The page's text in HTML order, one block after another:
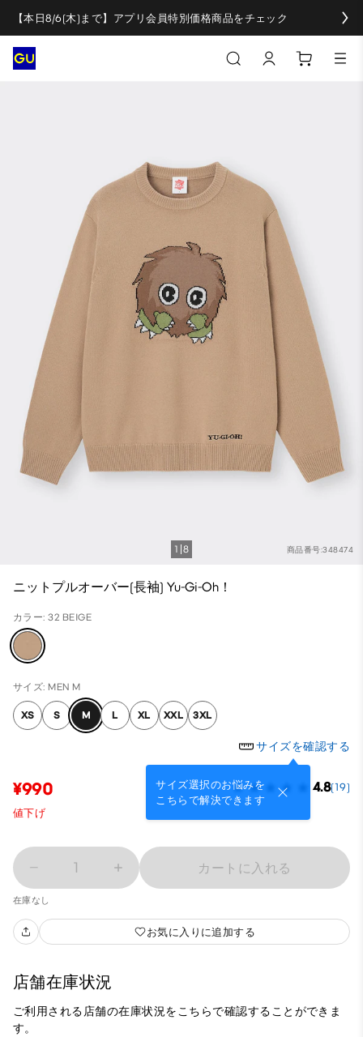
【本日8/6(木)まで】アプリ会員特別価格商品をチェック
商品番号:348474
1 8
ニットプルオーバー(長袖) Yu-Gi-Oh！
カラー: 32 BEIGE
サイズ: MEN M
XS S M L XL XXL 3XL
サイズを確認する
サイズ選択のお悩みを
こちらで解決できます
¥990 4.8(19)
値下げ
1 カートに入れる
在庫なし
お気に入りに追加する
店舗在庫状況
ご利用される店舗の在庫状況をこちらで確認することができま
す。